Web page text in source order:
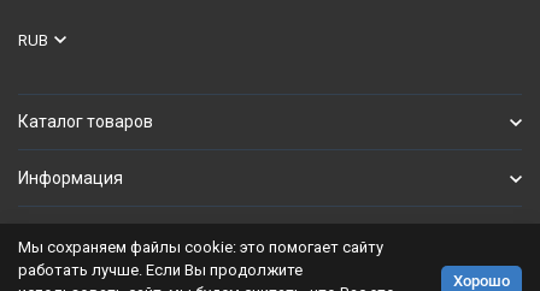
RUB
Каталог товаров
Информация
Политика персональных данных
Мы сохраняем файлы cookie: это помогает сайту
работать лучше. Если Вы продолжите
Хорошо